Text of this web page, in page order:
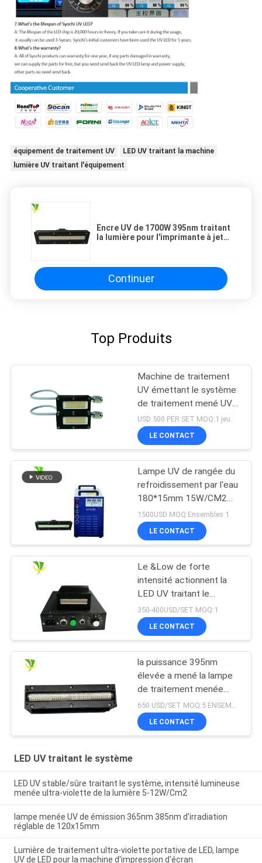
équipement de traitement UV
LED UV traitant la machine
lumière UV traitant l'équipement
Encre UV de 1700W 395nm traitant
la lumière pour l'imprimante à jet
Continuer
Top Produits
Machine de traitement
UV émettant le système
de traitement mené UV
de puissance élevée de
la longueur d'onde
395nm de la taille 50x20
USD 500 PER SET MOQ:1 jeu
LE CONTACT
Lampe UV de rangée du
refroidissement par l'eau
180*15mm 15W/CM2
395nm LED
1500USD MOQ:Ensembles 1
LE CONTACT
Le &Low de forte
intensité actionnent la
LED UV traitant le
dessiccateur UV de
lampe pour l'encre
traitée
350-400USD/SET MOQ:1
LE CONTACT
la puissance 395nm
élevée a mené la lampe
de traitement menée
ultra-violette pour
l'imprimante UV à plat
LE CONTACT
LED UV traitant le système
LED UV stable/sûre traitant le système, intensité lumineuse
menée ultra-violette de la lumière 5-12W/Cm2
lampe menée UV de émission 365nm 385nm d'irradiation
réglable de 120x15mm
Lumière de traitement ultra-violette portative de LED, lampe
UV de LED pour la machine d'impression d'écran